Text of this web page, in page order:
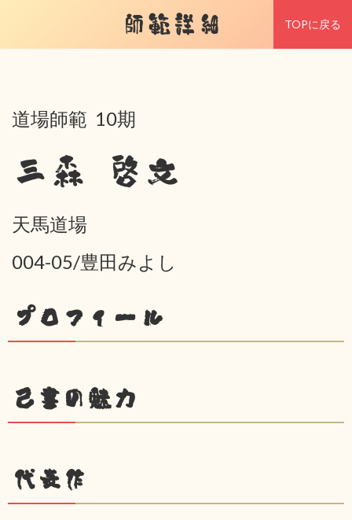
師範詳細 TOPに戻る
道場師範 10期
三森 啓文
天馬道場
004-05/豊田みよし
プロフィール
己書の魅力
代表作